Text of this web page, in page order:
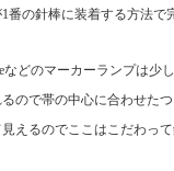
の針棒に装着する方法で
どのマーカーランプは
ので帯の中心に合わせた
えるのでここはこだわっ